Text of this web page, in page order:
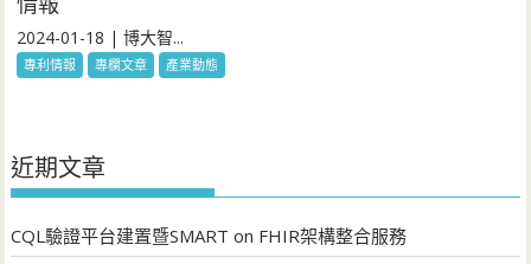
2024-01-18 | 博大智...
專利情報 專欄文章 產業動態
近期文章
CQL驗證平台建置暨SMART on FHIR架構整合服務